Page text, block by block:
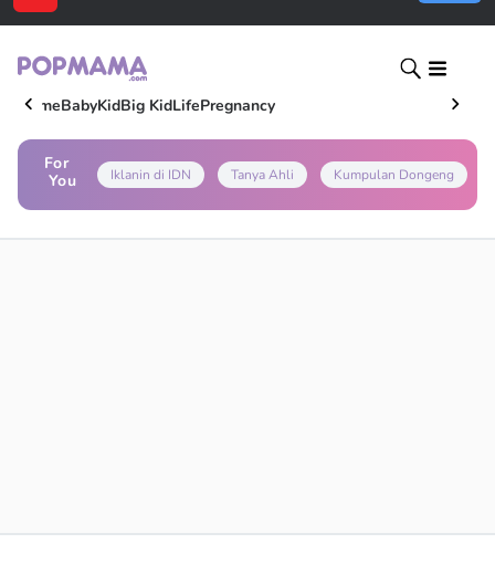
HomeBabyKidBig KidLifePregnancy
For
You
Iklanin di IDN Tanya Ahli Kumpulan Dongeng